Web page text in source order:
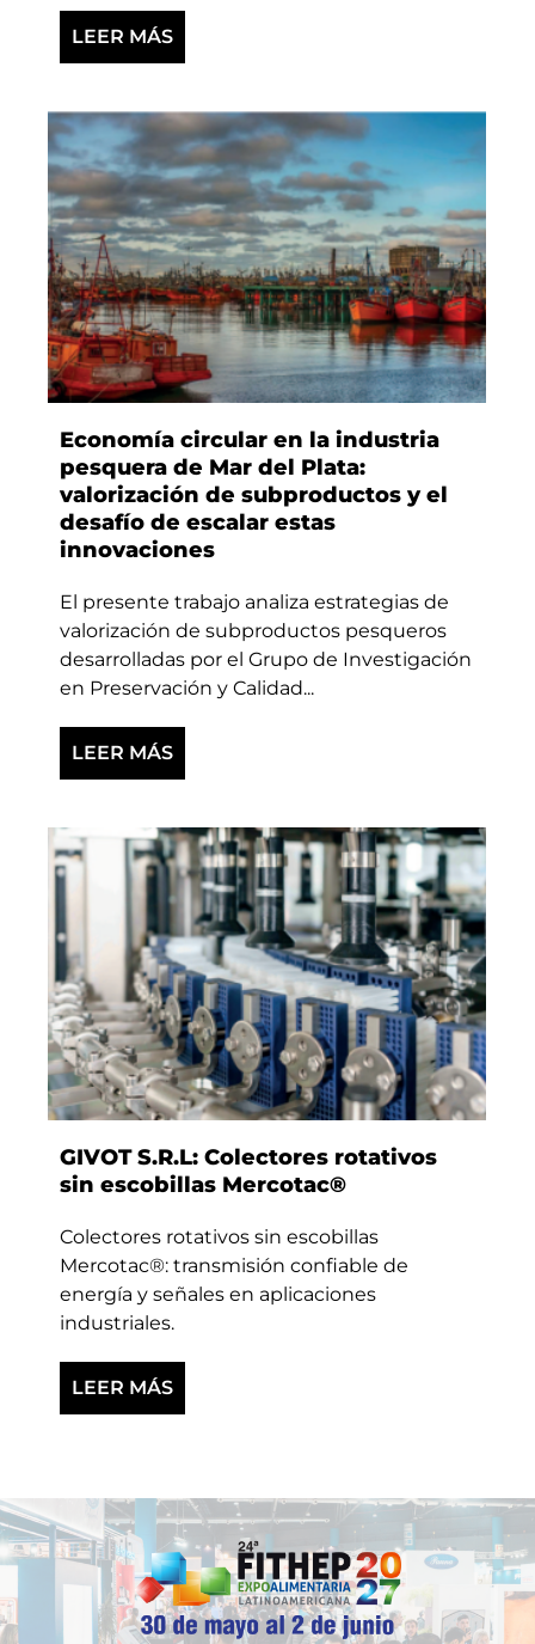
LEER MÁS
Economía circular en la industria
pesquera de Mar del Plata:
valorización de subproductos y el
desafío de escalar estas
innovaciones
El presente trabajo analiza estrategias de
valorización de subproductos pesqueros
desarrolladas por el Grupo de Investigación
en Preservación y Calidad...
LEER MÁS
GIVOT S.R.L: Colectores rotativos
sin escobillas Mercotac®
Colectores rotativos sin escobillas
Mercotac®: transmisión confiable de
energía y señales en aplicaciones
industriales.
LEER MÁS